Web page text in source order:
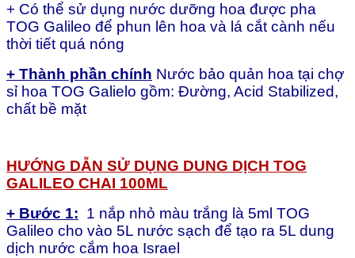
+ Có thể sử dụng nước dưỡng hoa được pha
TOG Galileo để phun lên hoa và lá cắt cành nếu
thời tiết quá nóng
+ Thành phần chính Nước bảo quản hoa tại chợ
sỉ hoa TOG Galielo gồm: Đường, Acid Stabilized,
chất bề mặt
HƯỚNG DẪN SỬ DỤNG DUNG DỊCH TOG
GALILEO CHAI 100ML
+ Bước 1: 1 nắp nhỏ màu trắng là 5ml TOG
Galileo cho vào 5L nước sạch để tạo ra 5L dung
dịch nước cắm hoa Israel